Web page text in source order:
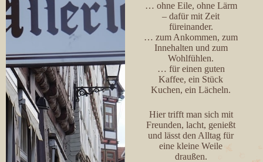
… ohne Eile, ohne Lärm
– dafür mit Zeit
füreinander.
… zum Ankommen, zum
Innehalten und zum
Wohlfühlen.
… für einen guten
Kaffee, ein Stück
Kuchen, ein Lächeln.
Hier trifft man sich mit
Freunden, lacht, genießt
und lässt den Alltag für
eine kleine Weile
draußen.